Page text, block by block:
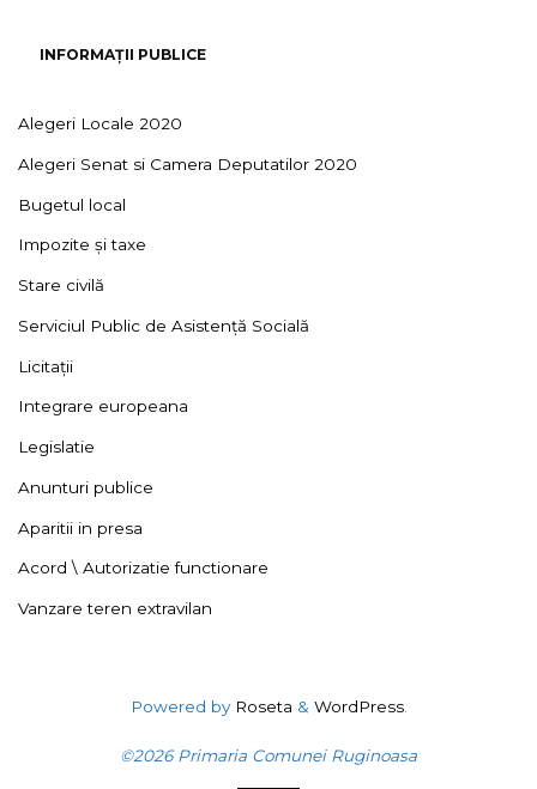
INFORMAȚII PUBLICE
Alegeri Locale 2020
Alegeri Senat si Camera Deputatilor 2020
Bugetul local
Impozite și taxe
Stare civilă
Serviciul Public de Asistență Socială
Licitații
Integrare europeana
Legislatie
Anunturi publice
Aparitii in presa
Acord \ Autorizatie functionare
Vanzare teren extravilan
Powered byRoseta & WordPress.
©2026 Primaria Comunei Ruginoasa